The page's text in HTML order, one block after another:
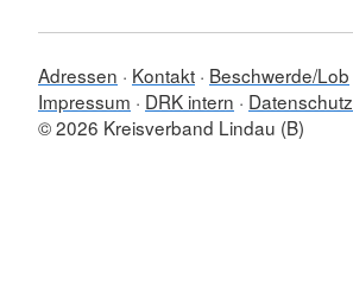
Adressen Kontakt Beschwerde/Lob
Impressum
DRK intern
Datenschutz
© 2026 Kreisverband Lindau (B)